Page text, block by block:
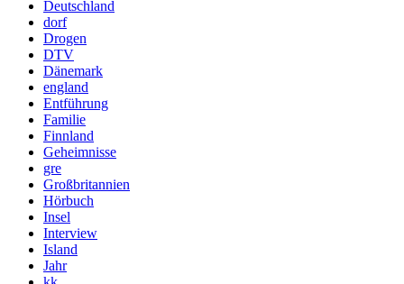
Deutschland
dorf
Drogen
DTV
Dänemark
england
Entführung
Familie
Finnland
Geheimnisse
gre
Großbritannien
Hörbuch
Insel
Interview
Island
Jahr